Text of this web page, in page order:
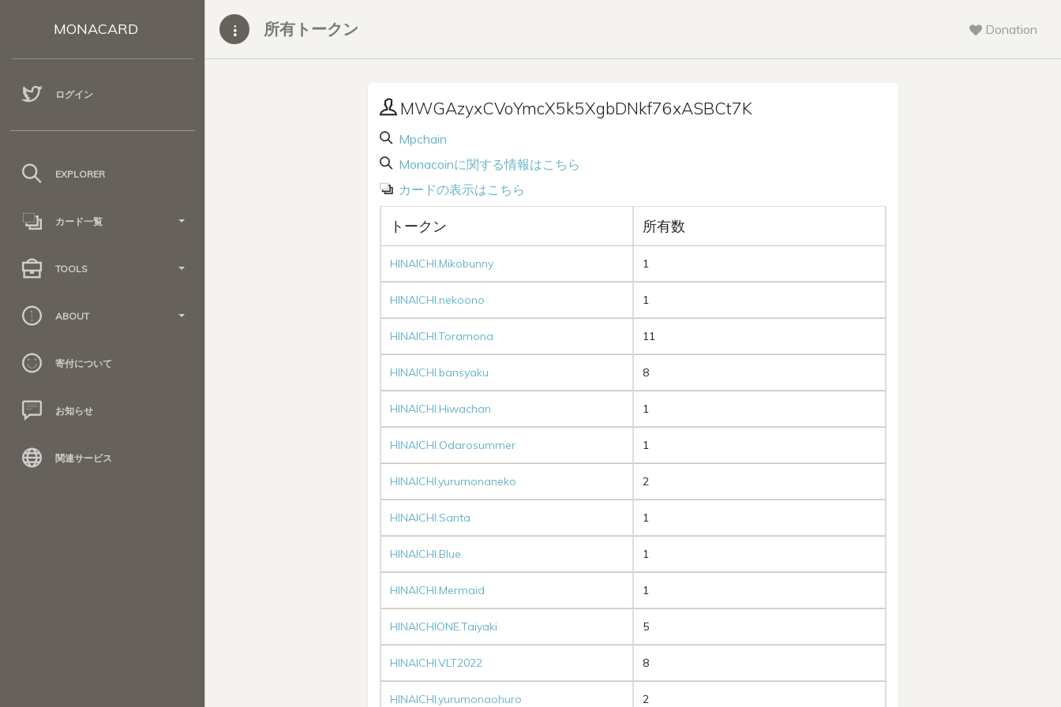
MONACARD
ログイン
EXPLORER
カード一覧
TOOLS
ABOUT
寄付について
お知らせ
関連サービス
所有トークン Donation
MWGAzyxCVoYmcX5k5XgbDNkf76xASBCt7K
Mpchain
Monacoinに関する情報はこちら
カードの表示はこちら
トークン 所有数
HINAICHI.Mikobunny 1
HINAICHI.nekoono 1
HINAICHI.Toramona 11
HINAICHI.bansyaku 8
HINAICHI.Hiwachan 1
HINAICHI.Odarosummer 1
HINAICHI.yurumonaneko 2
HINAICHI.Santa 1
HINAICHI.Blue 1
HINAICHI.Mermaid 1
HINAICHIONE.Taiyaki 5
HINAICHI.VLT2022 8
HINAICHI.yurumonaohuro 2